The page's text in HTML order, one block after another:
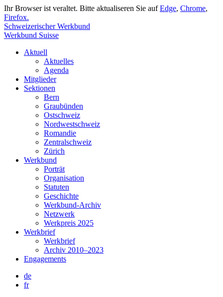
Ihr Browser ist veraltet. Bitte aktualiseren Sie aufEdge, Chrome,
Firefox.
Schweizerischer Werkbund
Werkbund Suisse
Aktuell
Aktuelles
Agenda
Mitglieder
Sektionen
Bern
Graubünden
Ostschweiz
Nordwestschweiz
Romandie
Zentralschweiz
Zürich
Werkbund
Porträt
Organisation
Statuten
Geschichte
Werkbund-Archiv
Netzwerk
Werkpreis 2025
Werkbrief
Werkbrief
Archiv 2010–2023
Engagements
de
fr